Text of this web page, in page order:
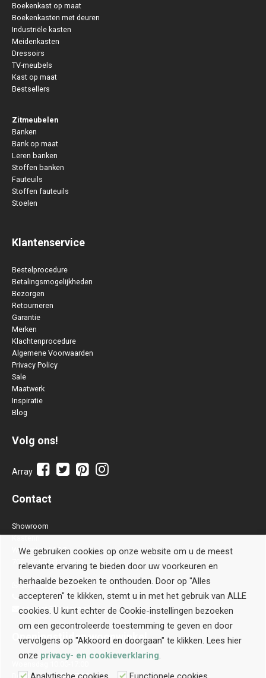
Boekenkast op maat
Boekenkasten met deuren
Industriële kasten
Meidenkasten
Dressoirs
TV-meubels
Kast op maat
Bestsellers
Zitmeubelen
Banken
Bank op maat
Leren banken
Stoffen banken
Fauteuils
Stoffen fauteuils
Stoelen
Klantenservice
Bestelprocedure
Betalingsmogelijkheden
Bezorgen
Retourneren
Garantie
Merken
Klachtenprocedure
Algemene Voorwaarden
Privacy Policy
Sale
Maatwerk
Inspiratie
Blog
Volg ons!
Array
Contact
Showroom
Kastenn
Waterstraat 28 B
7001 BH Doetinchem
Stuur een WhatsApp
0314-514106
contact@kastenn.nl
Openingstijdenwoonwinkel
Donderdag 10:00-17:00
We gebruiken cookies op onze website om u de meest
relevante ervaring te bieden door uw voorkeuren en
herhaalde bezoeken te onthouden. Door op "Alles
accepteren" te klikken, stemt u in met het gebruik van ALLE
cookies. U kunt echter de Cookie-instellingen bezoeken
om een gecontroleerde toestemming te geven en door
vervolgens op "Akkoord en doorgaan" te klikken. Lees hier
onze privacy- en cookieverklaring.